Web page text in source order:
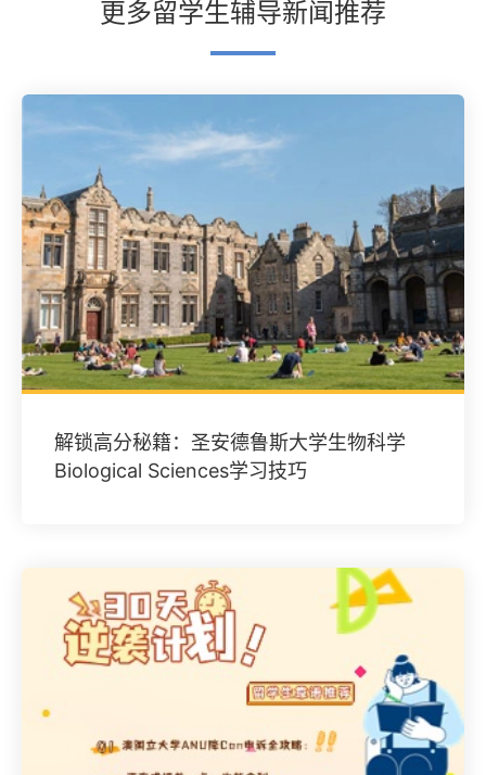
更多留学生辅导新闻推荐
解锁高分秘籍：圣安德鲁斯大学生物科学
Biological Sciences学习技巧